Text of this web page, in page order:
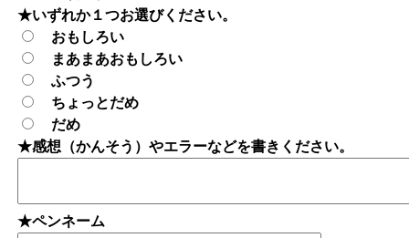
★いずれか１つお選びください。
おもしろい
まあまあおもしろい
ふつう
ちょっとだめ
だめ
★感想（かんそう）やエラーなどを書きください。
★ペンネーム